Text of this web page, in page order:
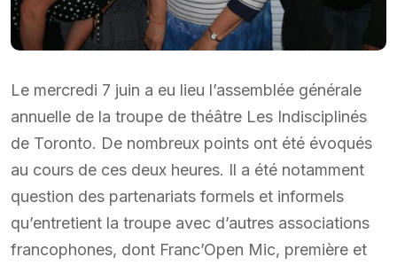
Le mercredi 7 juin a eu lieu l’assemblée générale
annuelle de la troupe de théâtre Les Indisciplinés
de Toronto. De nombreux points ont été évoqués
au cours de ces deux heures. Il a été notamment
question des partenariats formels et informels
qu’entretient la troupe avec d’autres associations
francophones, dont Franc’Open Mic, première et